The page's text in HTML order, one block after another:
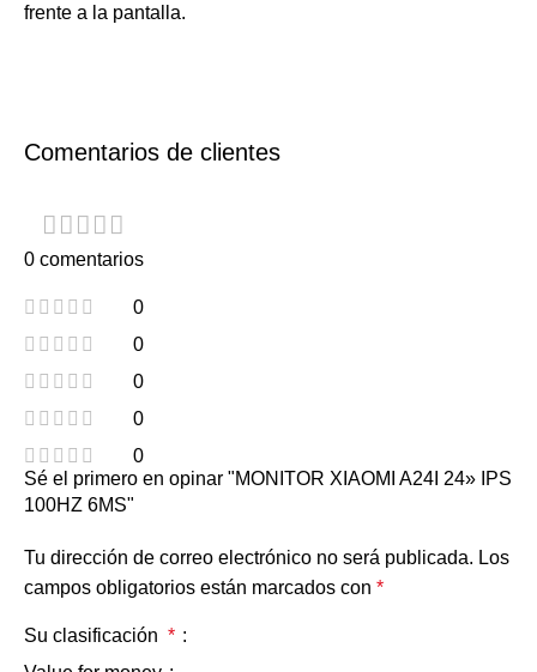
frente a la pantalla.
Comentarios de clientes
0 comentarios
0
0
0
0
0
Sé el primero en opinar "MONITOR XIAOMI A24I 24» IPS
100HZ 6MS"
Tu dirección de correo electrónico no será publicada. Los
campos obligatorios están marcados con *
Su clasificación *